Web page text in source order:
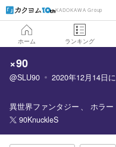
KADOKAWA Group
ホーム ランキング
×90
@SLU90 2020年12月14日
異世界ファンタジー
ホラー
90KnuckleS